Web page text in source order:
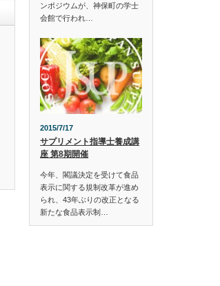
ンポジウムが、神保町の学士
会館で行われ…
2015/7/17
サプリメント指導士養成講
座 第8期開催
今年、閣議決定を受けて食品
表示に関する規制改革が進め
られ、43年ぶりの改正となる
新たな食品表示制…